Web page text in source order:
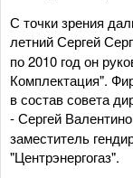
С точки зрения
летний Сергей
по 2010 год он
Комплектация".
в состав совета
- Сергей
заместитель
"Центрэнергогаз".